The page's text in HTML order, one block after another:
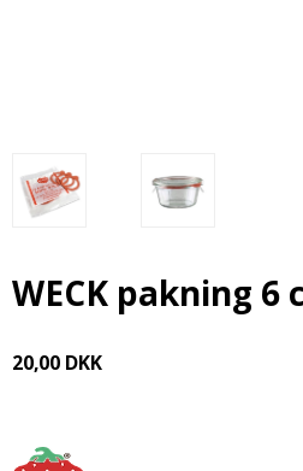
WECK pakning 6
20,00 DKK